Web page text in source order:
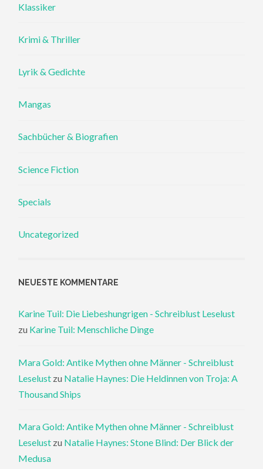
Klassiker
Krimi & Thriller
Lyrik & Gedichte
Mangas
Sachbücher & Biografien
Science Fiction
Specials
Uncategorized
NEUESTE KOMMENTARE
Karine Tuil: Die Liebeshungrigen - Schreiblust Leselust
zu Karine Tuil: Menschliche Dinge
Mara Gold: Antike Mythen ohne Männer - Schreiblust
Leselust zu Natalie Haynes: Die Heldinnen von Troja: A
Thousand Ships
Mara Gold: Antike Mythen ohne Männer - Schreiblust
Leselust zu Natalie Haynes: Stone Blind: Der Blick der
Medusa